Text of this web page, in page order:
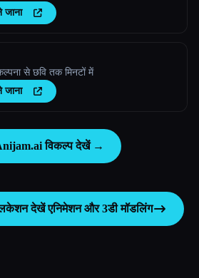
जाना
से छवि तक मिनटों में
जाना
विकल्प देखें →
देखेंएनिमेशन और 3डी मॉडलिंग